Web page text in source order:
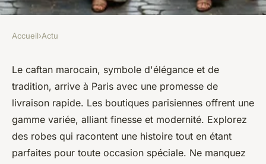
Découvrez le caftan marocain
à Paris avec livraison rapide
Nicolas• 19 mars 2025•3 min de lecture
Accueil›Actu
Le caftan marocain, symbole d'élégance et de
tradition, arrive à Paris avec une promesse de
livraison rapide. Les boutiques parisiennes offrent une
gamme variée, alliant finesse et modernité. Explorez
des robes qui racontent une histoire tout en étant
parfaites pour toute occasion spéciale. Ne manquez